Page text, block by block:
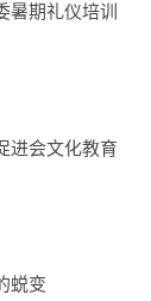
暑期礼仪培训
进会文化教育
蜕变